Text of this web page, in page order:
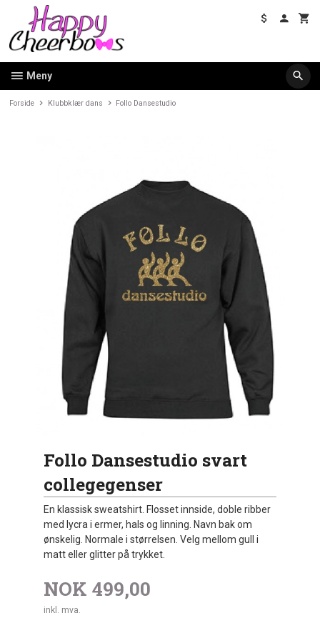
innholdet
Meny
Forside Klubbklær dans Follo Dansestudio
Follo Dansestudio svart
collegegenser
En klassisk sweatshirt. Flosset innside, doble ribber
med lycra i ermer, hals og linning. Navn bak om
ønskelig. Normale i størrelsen. Velg mellom gull i
matt eller glitter på trykket.
NOK 499,00
inkl. mva.